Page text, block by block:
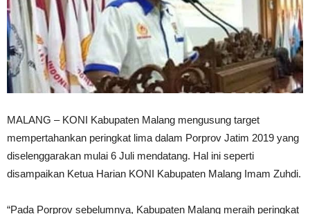
MALANG – KONI Kabupaten Malang mengusung target
mempertahankan peringkat lima dalam Porprov Jatim 2019 yang
diselenggarakan mulai 6 Juli mendatang. Hal ini seperti
disampaikan Ketua Harian KONI Kabupaten Malang Imam Zuhdi.
“Pada Porprov sebelumnya, Kabupaten Malang meraih peringkat